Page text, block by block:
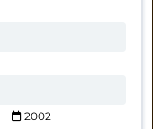
2002